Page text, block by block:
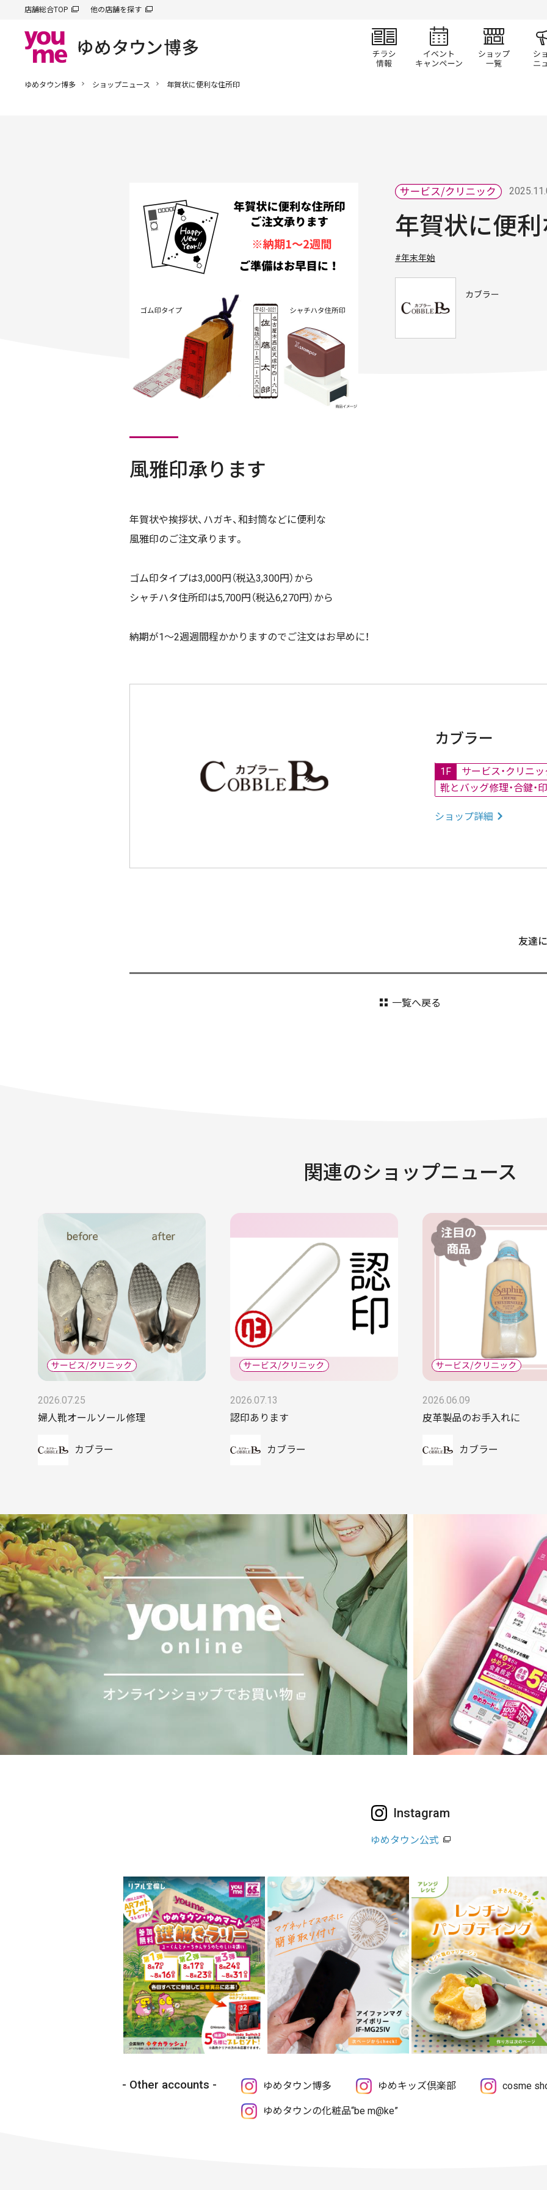
店舗総合TOP 他の店舗を探す
チラシ情報 イベント/キャン
ショ
ゆめタウン博多 ショップニュース 年賀状に便利な住所印
年賀状に便
#年末年始
カブラー
風雅印承ります
年賀状や挨拶状、ハガキ、和封筒などに便利な
風雅印のご注文承ります。
ゴム印タイプは3,000円（税込3,300円）から
シャチハタ住所印は5,700円（税込6,270円）から
納期が1〜2週週間程かかりますのでご注文はお早めに！
カブラー
1F
サービス・クリニ
靴とバッグ修理・合鍵・
ショップ詳細
友達
一覧へ戻る
関連のショップニュース
2026.07.25
婦人靴オールソール修理
カブラー
2026.07.13
認印あります
カブラー
2026.06.09
皮革製品のお手入れに
カブラー
Instagram
ゆめタウン公式
Other accounts ゆめタウン博多 ゆめキッズ倶楽部 cosme
ゆめタウンの化粧品“be m@ke”